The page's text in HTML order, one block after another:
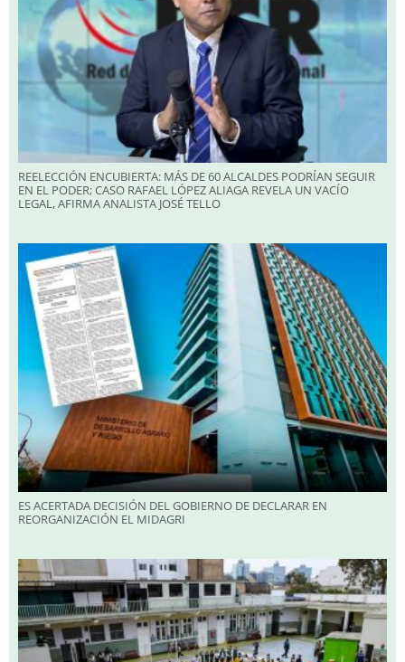
REELECCIÓN ENCUBIERTA: MÁS DE 60 ALCALDES PODRÍAN SEGUIR
EN EL PODER; CASO RAFAEL LÓPEZ ALIAGA REVELA UN VACÍO
LEGAL, AFIRMA ANALISTA JOSÉ TELLO
ES ACERTADA DECISIÓN DEL GOBIERNO DE DECLARAR EN
REORGANIZACIÓN EL MIDAGRI